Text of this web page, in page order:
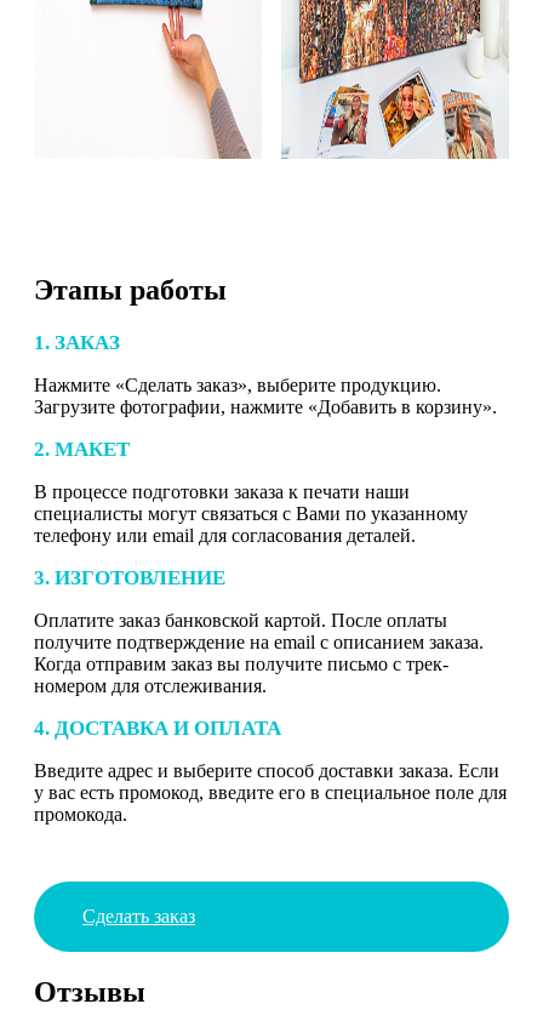
Этапы работы
1. ЗАКАЗ
Нажмите «Сделать заказ», выберите продукцию.
Загрузите фотографии, нажмите «Добавить в корзину».
2. МАКЕТ
В процессе подготовки заказа к печати наши
специалисты могут связаться с Вами по указанному
телефону или email для согласования деталей.
3. ИЗГОТОВЛЕНИЕ
Оплатите заказ банковской картой. После оплаты
получите подтверждение на email с описанием заказа.
Когда отправим заказ вы получите письмо с трек-
номером для отслеживания.
4. ДОСТАВКА И ОПЛАТА
Введите адрес и выберите способ доставки заказа. Если
у вас есть промокод, введите его в специальное поле для
промокода.
Сделать заказ
Отзывы